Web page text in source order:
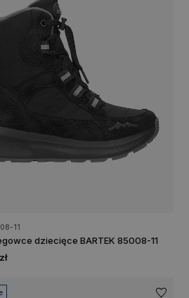
11
dziecięce BARTEK 85008-11